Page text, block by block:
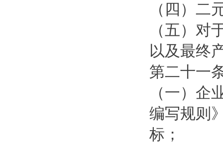
（四）二
（五）
以及最终
第二十一
（一）
编写规则
标；